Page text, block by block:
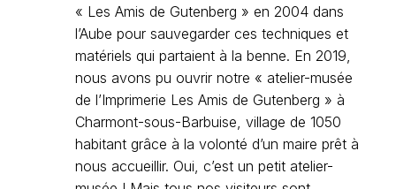
« Les Amis de Gutenberg » en 2004 dans
l’Aube pour sauvegarder ces techniques et
matériels qui partaient à la benne. En 2019,
nous avons pu ouvrir notre « atelier-musée
de l’Imprimerie Les Amis de Gutenberg » à
Charmont-sous-Barbuise, village de 1050
habitant grâce à la volonté d’un maire prêt à
nous accueillir. Oui, c’est un petit atelier-